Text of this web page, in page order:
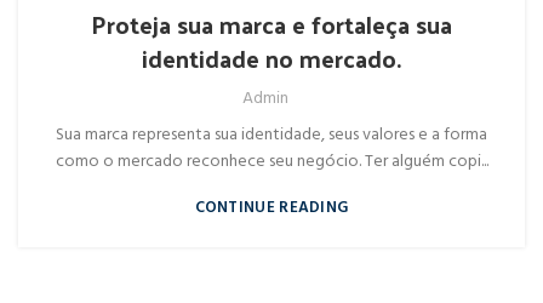
Proteja sua marca e fortaleça sua
identidade no mercado.
Admin
Sua marca representa sua identidade, seus valores e a forma
como o mercado reconhece seu negócio. Ter alguém copi...
CONTINUE READING